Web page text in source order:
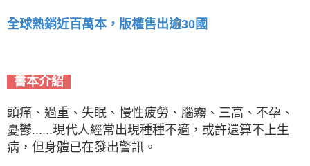
全球熱銷近百萬本，版權售出逾30國
書本介紹
頭痛、過重、失眠、慢性疲勞、腦霧、三高、不孕、
憂鬱......現代人經常出現種種不適，或許還算不上生
病，但身體已在發出警訊。